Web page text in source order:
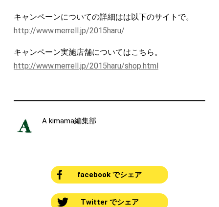
キャンペーンについての詳細はは以下のサイトで。
http://www.merrell.jp/2015haru/
キャンペーン実施店舗についてはこちら。
http://www.merrell.jp/2015haru/shop.html
A kimama編集部
facebook でシェア
Twitter でシェア